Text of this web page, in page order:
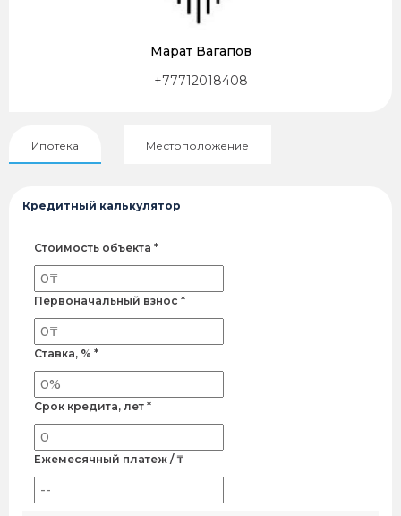
Марат Вагапов
+77712018408
Ипотека Местоположение
Кредитный калькулятор
Стоимость объекта *
Первоначальный взнос *
Ставка, % *
Срок кредита, лет *
Ежемесячный платеж / ₸